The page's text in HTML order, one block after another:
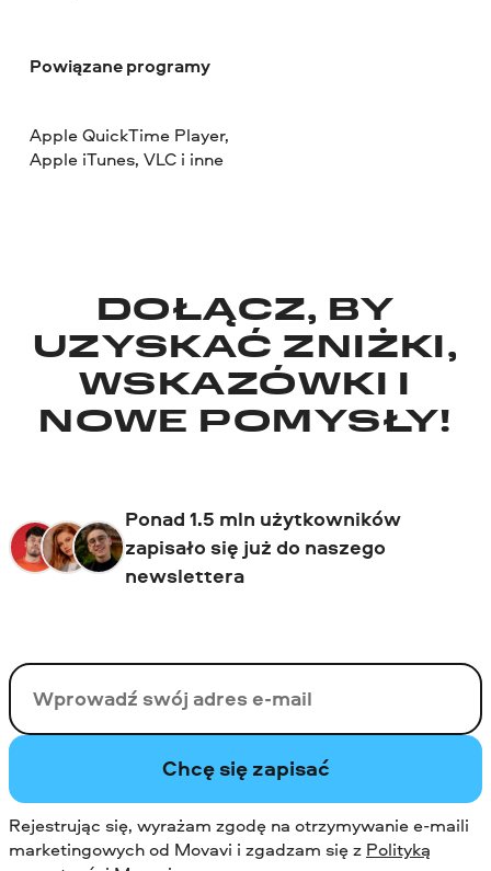
Powiązane programy
Apple QuickTime Player,
Apple iTunes, VLC i inne
DOŁĄCZ, BY
UZYSKAĆ ZNIŻKI,
WSKAZÓWKI I
NOWE POMYSŁY!
Ponad 1.5 mln użytkowników
zapisało się już do naszego
newslettera
Twój email
Chcę się zapisać
Rejestrując się, wyrażam zgodę na otrzymywanie e-maili
marketingowych od Movavi i zgadzam się z Polityką